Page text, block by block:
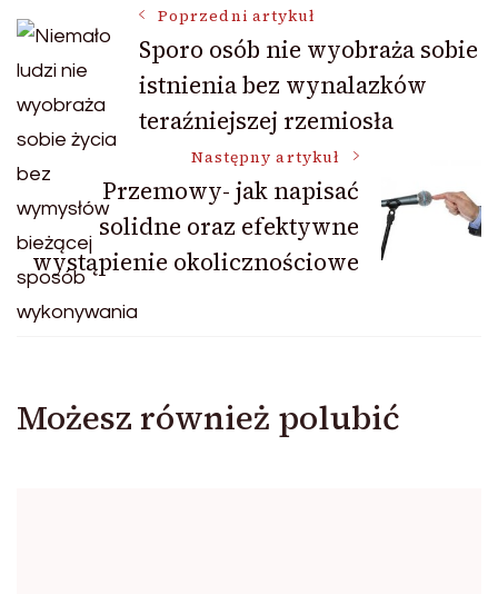
Nawigacja
wpisu
Poprzedni artykuł
Sporo osób nie wyobraża sobie
istnienia bez wynalazków
teraźniejszej rzemiosła
Następny artykuł
Przemowy- jak napisać
solidne oraz efektywne
wystąpienie okolicznościowe
Możesz również polubić